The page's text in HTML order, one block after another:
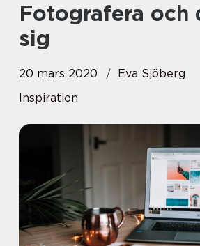
Fotografera och dela med
sig
20 mars 2020
Eva Sjöberg
Inspiration